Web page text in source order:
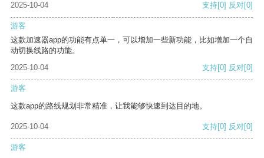
2025-10-04 支持[0] 反对[0]
游客
这款加速器app的功能有点单一，可以增加一些新功能，比如增加一个自
动切换线路的功能。
2025-10-04
支持[0] 反对[0]
游客
这款app的路线规划非常精准，让我能够快速到达目的地。
2025-10-04 支持[0] 反对[0]
游客